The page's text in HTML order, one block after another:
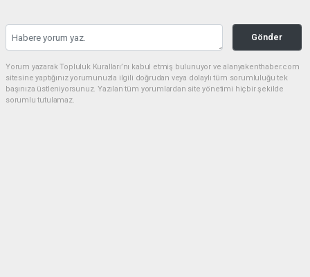
Gönder
Yorum yazarak Topluluk Kuralları’nı kabul etmiş bulunuyor ve alanyakenthaber.com
sitesine yaptığınız yorumunuzla ilgili doğrudan veya dolaylı tüm sorumluluğu tek
başınıza üstleniyorsunuz. Yazılan tüm yorumlardan site yönetimi hiçbir şekilde
sorumlu tutulamaz.